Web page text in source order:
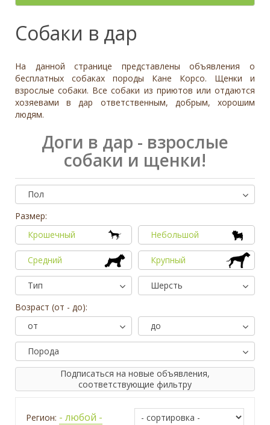
Средний Крупный
Тип
Семейная
Охотничья
Палевый
Серый
Дополнительные цвета
Черный
Белый
Серый
Палевый
Вес (кг)
0 3 6 10 13 19 26 32 38 45 51 58 64 70 77
0 80
Нет
Отношение к детям
Равнодушное
Отношение к кошкам
Доброжелательное
Равнодушное
Может проявить агрессию
Отношение к собакам
Доброжелательное
Может проявить агрессию
- неважно -
Приучен к поводку
- неважно -
Дрессировка
Да
- неважно -
Необычный окрас
Отдаётся в
- не уточнено -
Собаки в дар
На данной странице представлены объявления о
бесплатных собаках породы Кане Корсо. Щенки и
взрослые собаки. Все собаки из приютов или отдаются
хозяевами в дар ответственным, добрым, хорошим
людям.
Доги в дар - взрослые
собаки и щенки!
Пол
Размер:
Крошечный
Небольшой
Средний Крупный
Тип
Шерсть
Возраст (от - до):
от
до
Порода
Подписаться на новые объявления,
соответствующие фильтру
Регион: - любой -